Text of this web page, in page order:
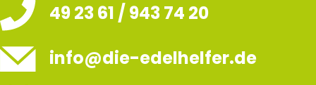
49 23 61 / 943 74 20
info@die-edelhelfer.de